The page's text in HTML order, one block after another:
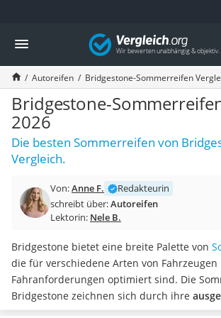
Die beliebtesten Vergleiche nach Kategorie
Auto & Motor
Fahrradträger-Anhängerkupplung (4
Fahrradträger
Fahrradträger (Anhängerkupplung)
Fahrradträger 3 Fahrräder
Benzinkanister (20 l)
Dashcam
Fahrradträger E-Bike
Marderschreck
Wagenheber 3t
AGM-Batterie Wohnmobil
Thule-Fahrradträger
FM-Transmitter
Sommerreifen 205/55 R16
Autobatterie-Ladegerät
Starthilfe mit Kompressor
Vergleich
Autoreifen Bridgestone-Sommerreifen
Bridgestone-
2026
Die besten Sommerreifen von
Vergleich.
Von:Anne F.
Redakteurin
schreibt über:Autoreifen
Lektorin: Nele B.
Bridgestone bietet eine breite Palette von
die für verschiedene Arten von Fahrzeugen
Fahranforderungen optimiert sind. Die
Bridgestone zeichnen sich durch ihre
und Trockenhaftung, hohe Fahrstabilität,